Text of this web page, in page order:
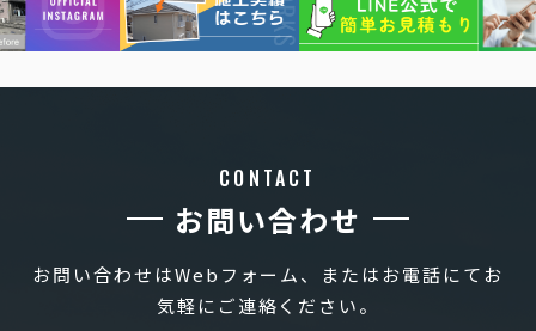
CONTACT
お問い合わせ
お問い合わせはWebフォーム、またはお電話にてお
気軽にご連絡ください。